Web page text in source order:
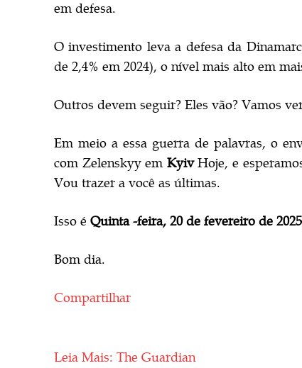
em defesa.
O investimento leva a defesa da
de 2,4% em 2024), o nível mais alto em
Outros devem seguir? Eles vão? Vamos
Em meio a essa guerra de palavras, o
com Zelenskyy em KyivHoje, e
Vou trazer a você as últimas.
Isso é Quinta -feira, 20 de fevereiro de
Bom dia.
Compartilhar
Leia Mais: The Guardian